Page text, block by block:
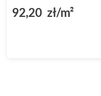
92,20 zł/m²